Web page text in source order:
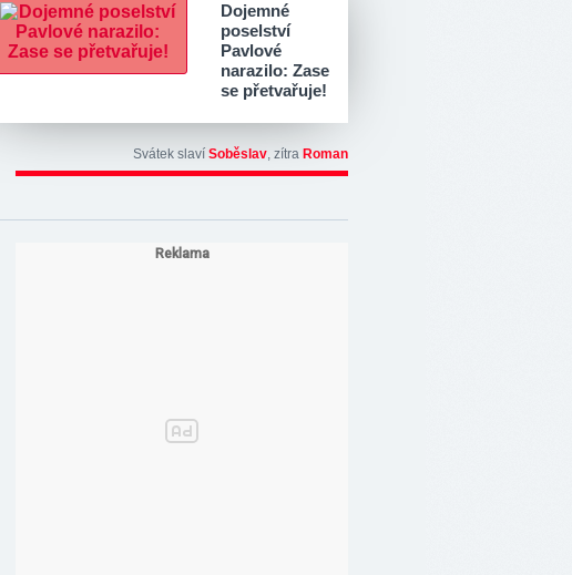
Dojemné
poselství
Pavlové
narazilo: Zase
se přetvařuje!
Svátek slaví Soběslav, zítra Roman